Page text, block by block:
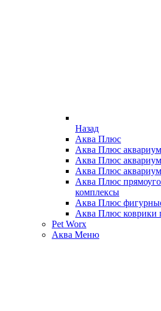
Назад
Аква Плюс
Аква Плюс
Аква Плюс
Аква Плюс
Аква Плюс
комплексы
Аква Плюс
Аква Плюс коврики
Pet Worx
Аква Меню